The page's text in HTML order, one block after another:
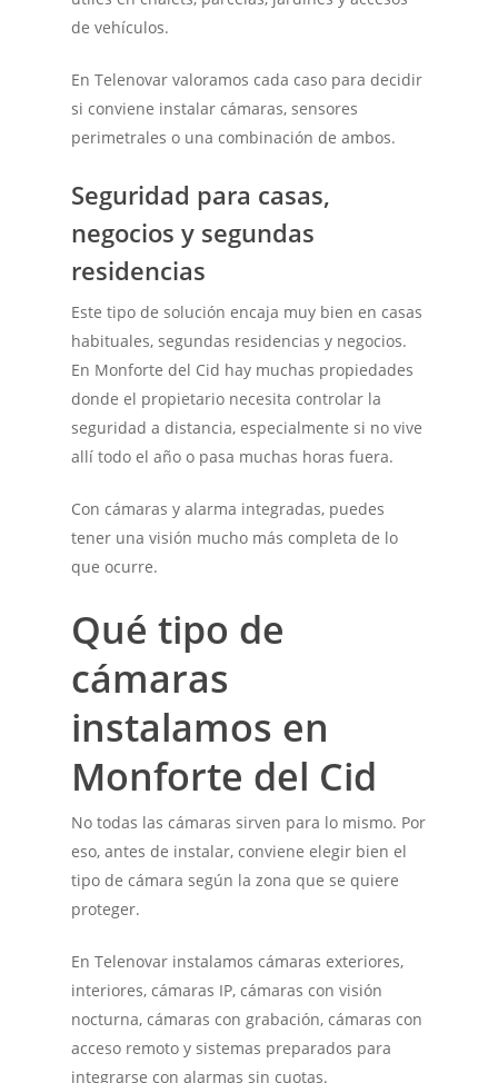
de vehículos.
En Telenovar valoramos cada caso para decidir
si conviene instalar cámaras, sensores
perimetrales o una combinación de ambos.
Seguridad para casas,
negocios y segundas
residencias
Este tipo de solución encaja muy bien en casas
habituales, segundas residencias y negocios.
En Monforte del Cid hay muchas propiedades
donde el propietario necesita controlar la
seguridad a distancia, especialmente si no vive
allí todo el año o pasa muchas horas fuera.
Con cámaras y alarma integradas, puedes
tener una visión mucho más completa de lo
que ocurre.
Qué tipo de
cámaras
instalamos en
Monforte del Cid
No todas las cámaras sirven para lo mismo. Por
eso, antes de instalar, conviene elegir bien el
tipo de cámara según la zona que se quiere
proteger.
En Telenovar instalamos cámaras exteriores,
interiores, cámaras IP, cámaras con visión
nocturna, cámaras con grabación, cámaras con
acceso remoto y sistemas preparados para
integrarse con alarmas sin cuotas.